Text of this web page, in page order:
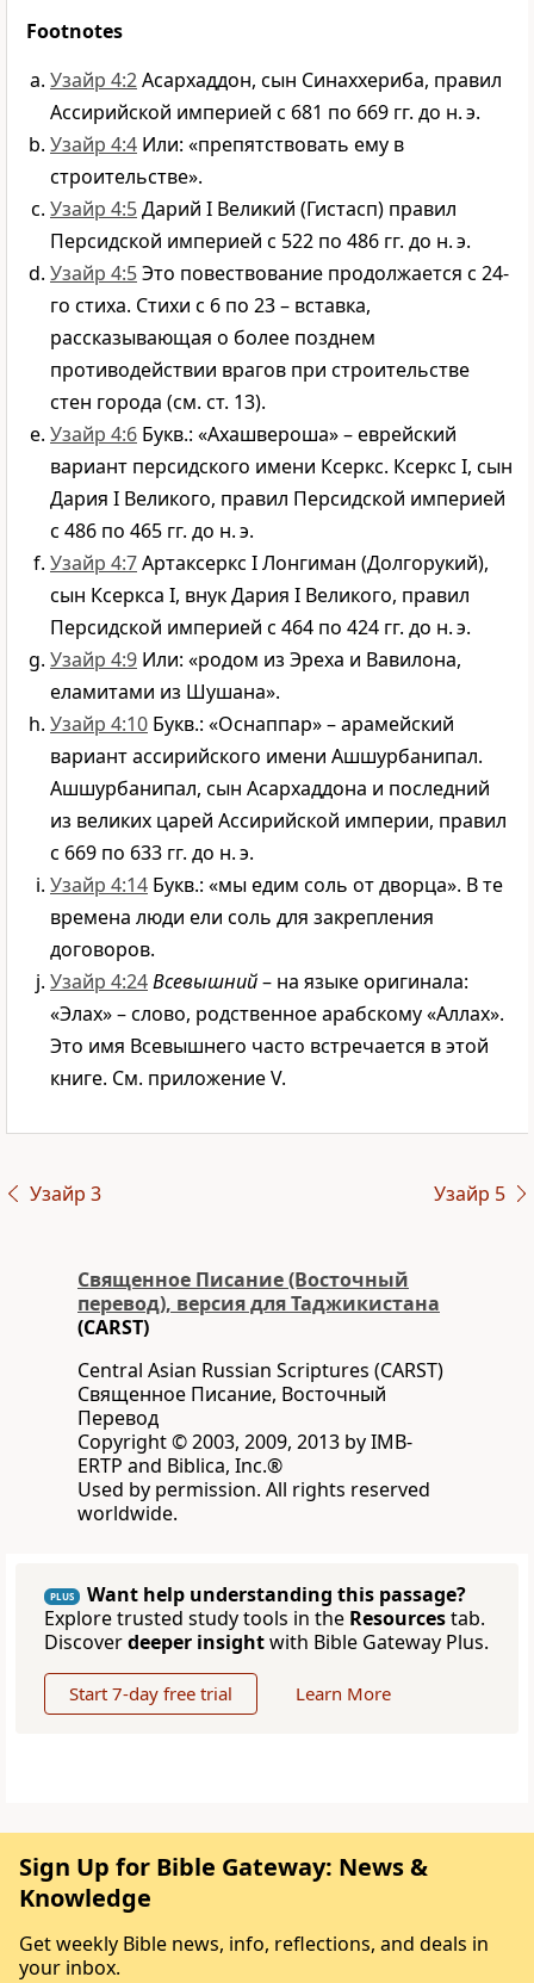
Footnotes
Узайр 4:2Асархаддон, сын Синаххериба, правил
Ассирийской империей с 681 по 669 гг. до н. э.
Узайр 4:4 Или: «препятствовать ему в
строительстве».
Узайр 4:5Дарий I Великий (Гистасп) правил
Персидской империей с 522 по 486 гг. до н. э.
Узайр 4:5Это повествование продолжается с 24-
го стиха. Стихи с 6 по 23 – вставка,
рассказывающая о более позднем
противодействии врагов при строительстве
стен города (см. ст. 13).
Узайр 4:6 Букв.: «Ахашвероша» – еврейский
вариант персидского имени Ксеркс. Ксеркс I, сын
Дария I Великого, правил Персидской империей
с 486 по 465 гг. до н. э.
Узайр 4:7Артаксеркс I Лонгиман (Долгорукий),
сын Ксеркса I, внук Дария I Великого, правил
Персидской империей с 464 по 424 гг. до н. э.
Узайр 4:9 Или: «родом из Эреха и Вавилона,
еламитами из Шушана».
Узайр 4:10 Букв.: «Оснаппар» – арамейский
вариант ассирийского имени Ашшурбанипал.
Ашшурбанипал, сын Асархаддона и последний
из великих царей Ассирийской империи, правил
с 669 по 633 гг. до н. э.
Узайр 4:14 Букв.: «мы едим соль от дворца». В те
времена люди ели соль для закрепления
договоров.
Узайр 4:24Всевышний– на языке оригинала:
«Элах» – слово, родственное арабскому «Аллах».
Это имя Всевышнего часто встречается в этой
книге. См. приложение V.
Узайр 3 Узайр 5
Священное Писание (Восточный
перевод), версия для Таджикистана
(CARST)
Central Asian Russian Scriptures (CARST)
Священное Писание, Восточный
Перевод
Copyright © 2003, 2009, 2013 by IMB-
ERTP and Biblica, Inc.®
Used by permission. All rights reserved
worldwide.
PLUS
Want help understanding this passage?
Explore trusted study tools in the Resourcestab.
Discoverdeeper insightwith Bible Gateway Plus.
Start 7-day free trial Learn More
Sign Up for Bible Gateway: News &
Knowledge
Get weekly Bible news, info, reflections, and deals in
your inbox.